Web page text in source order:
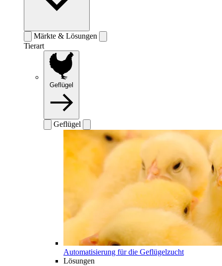
Märkte & Lösungen
Tierart
Geflügel
Geflügel
Automatisierung für die Geflügelzucht
Lösungen